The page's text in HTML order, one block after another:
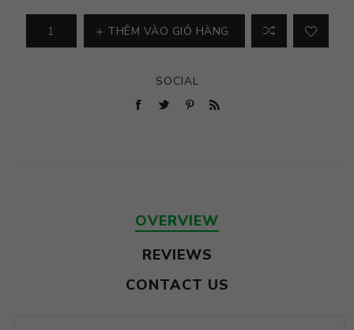
THÊM VÀO GIỎ HÀNG
SOCIAL
OVERVIEW
REVIEWS
CONTACT US